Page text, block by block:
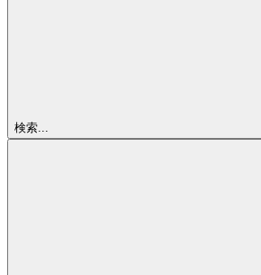
検索...